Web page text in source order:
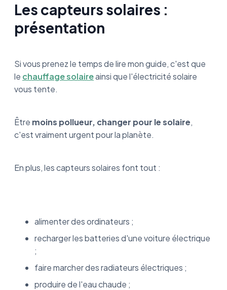
Les capteurs solaires :
présentation
Si vous prenez le temps de lire mon guide, c'est que
le chauffage solaireainsi que l'électricité solaire
vous tente.
Être moins pollueur, changer pour le solaire,
c'est vraiment urgent pour la planète.
En plus, les capteurs solaires font tout :
alimenter des ordinateurs ;
recharger les batteries d'une voiture électrique
;
faire marcher des radiateurs électriques ;
produire de l'eau chaude ;
Où prévoir l'installation des capteurs solaires
?
Prix d'un système de capteurs solaires
La rentabilité des capteurs solaires
Et les aides de l'État, elles existent pour les
capteurs solaires ?
Pourquoi les capteurs solaires sont-ils
Est-ce rentable d'installer des panneaux
solaires ?
Quelle surface de panneaux solaires
thermiques prévoir ?